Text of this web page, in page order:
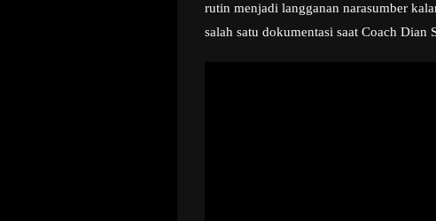
rutin menjadi langganan narasumber
salah satu dokumentasi saat Coach Dian